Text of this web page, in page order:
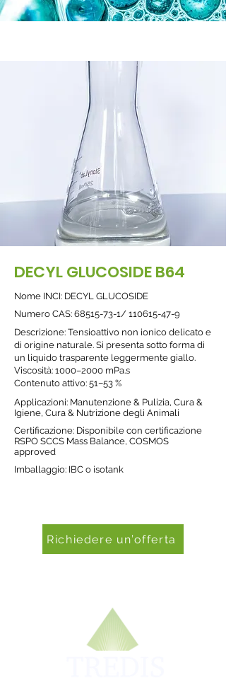
DECYL GLUCOSIDE B64
Nome INCI: DECYL GLUCOSIDE
Numero CAS: 68515-73-1/ 110615-47-9
Descrizione: Tensioattivo non ionico delicato e
di origine naturale. Si presenta sotto forma di
un liquido trasparente leggermente giallo.
Viscosità: 1000–2000 mPa.s
Contenuto attivo: 51–53 %
Applicazioni: Manutenzione & Pulizia, Cura &
Igiene, Cura & Nutrizione degli Animali
Certificazione: Disponibile con certificazione
RSPO SCCS Mass Balance, COSMOS
approved
Imballaggio: IBC o isotank
Richiedere un’offerta